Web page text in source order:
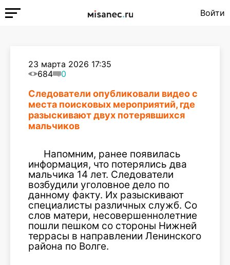
Войти
23 марта 2026 17:35
684
0
Следователи опубликовали видео с
места поисковых мероприятий, где
разыскивают двух потерявшихся
мальчиков
Напомним, ранее появилась
информация, что потерялись два
мальчика 14 лет. Следователи
возбудили уголовное дело по
данному факту. Их разыскивают
специалисты различных служб. Со
слов матери, несовершеннолетние
пошли пешком со стороны Нижней
террасы в направлении Ленинского
района по Волге.